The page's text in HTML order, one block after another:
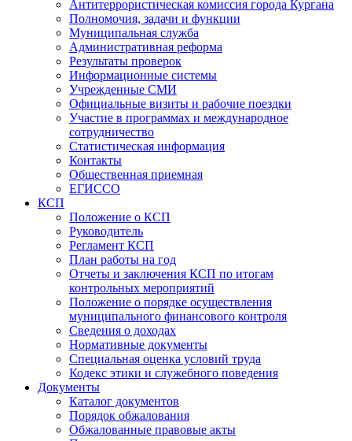
Антитеррористическая комиссия города Кургана
Полномочия, задачи и функции
Муниципальная служба
Административная реформа
Результаты проверок
Информационные системы
Учрежденные СМИ
Официальные визиты и рабочие поездки
Участие в программах и международное
сотрудничество
Статистическая информация
Контакты
Общественная приемная
ЕГИССО
КСП
Положение о КСП
Руководитель
Регламент КСП
План работы на год
Отчеты и заключения КСП по итогам
контрольных мероприятий
Положение о порядке осуществления
муниципального финансового контроля
Сведения о доходах
Нормативные документы
Специальная оценка условий труда
Кодекс этики и служебного поведения
Документы
Каталог документов
Порядок обжалования
Обжалованные правовые акты